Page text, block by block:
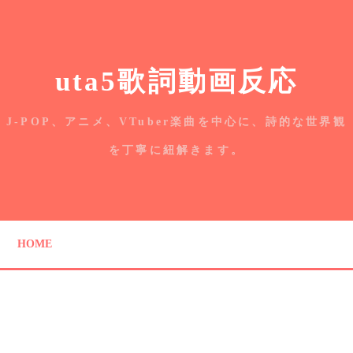
uta5歌詞動画反応
J-POP、アニメ、VTuber楽曲を中心に、詩的な世界観
を丁寧に紐解きます。
HOME